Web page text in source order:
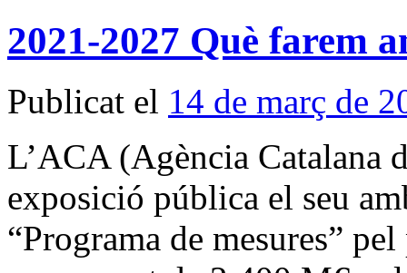
2021-2027 Què farem
Publicat el 14 de març de
L’ACA (Agència Catalana
exposició pública el seu
“Programa de mesures”